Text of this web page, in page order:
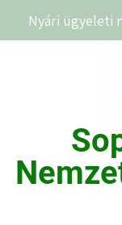
Nyári ügyeleti